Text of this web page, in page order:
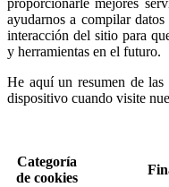
proporcionarle mejores
ayudarnos a compilar
interacción del sitio para
y herramientas en el futuro.
He aquí un resumen de las
dispositivo cuando visite
Categoría
de cookies